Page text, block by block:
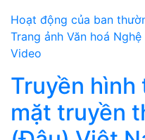
Hoạt động của ban
Trang ảnh Văn hoá
Video
Truyền
mặt truyền